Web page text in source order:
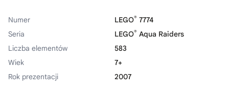
Numer LEGO® 7774
Seria
LEGO® Aqua Raiders
Liczba elementów
583
Wiek
7+
Rok prezentacji
2007